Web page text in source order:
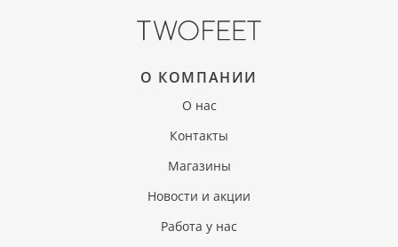
О КОМПАНИИ
О нас
Контакты
Магазины
Новости и акции
Работа у нас